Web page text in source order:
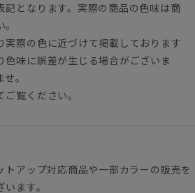
となります。実際の商品の色味は商
際の色に近づけて掲載しております
色味に誤差が生じる場合がございま
。
ご覧ください。
アップ対応商品や一部カラーの販売を
ます。